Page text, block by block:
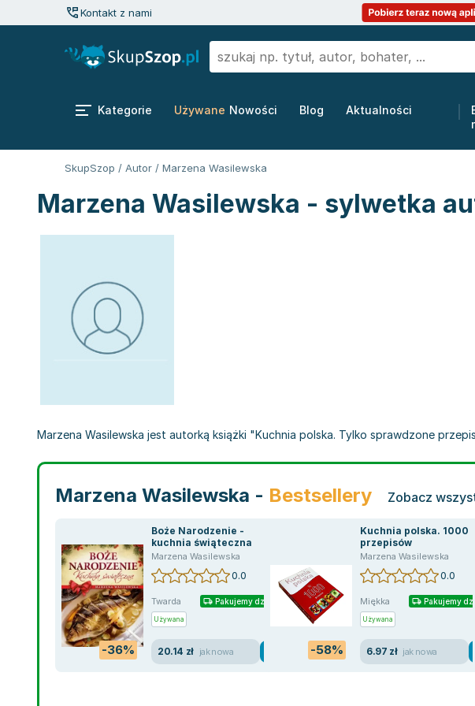
Kontakt z nami
Kategorie Używane Nowości Blog Aktualności
SkupSzop / Autor / Marzena Wasilewska
Marzena Wasilewska - sylwetka
Marzena Wasilewska jest autorką książki "Kuchnia polska. Tylko sprawdzone
Marzena Wasilewska - Bestsellery Zobacz
-36%
Boże Narodzenie -
kuchnia świąteczna
Marzena Wasilewska
0.0
Twarda Pakujemy dzisiaj
Używana
20.14 zł jak nowa -58%
Kuchnia polska. 1000
przepisów
Marzena Wasilewska
0.0
Miękka Pakujemy
Używana
6.97 zł jak nowa